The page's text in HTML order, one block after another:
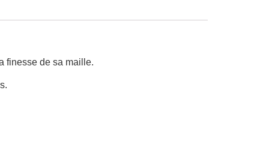
finesse de sa maille.